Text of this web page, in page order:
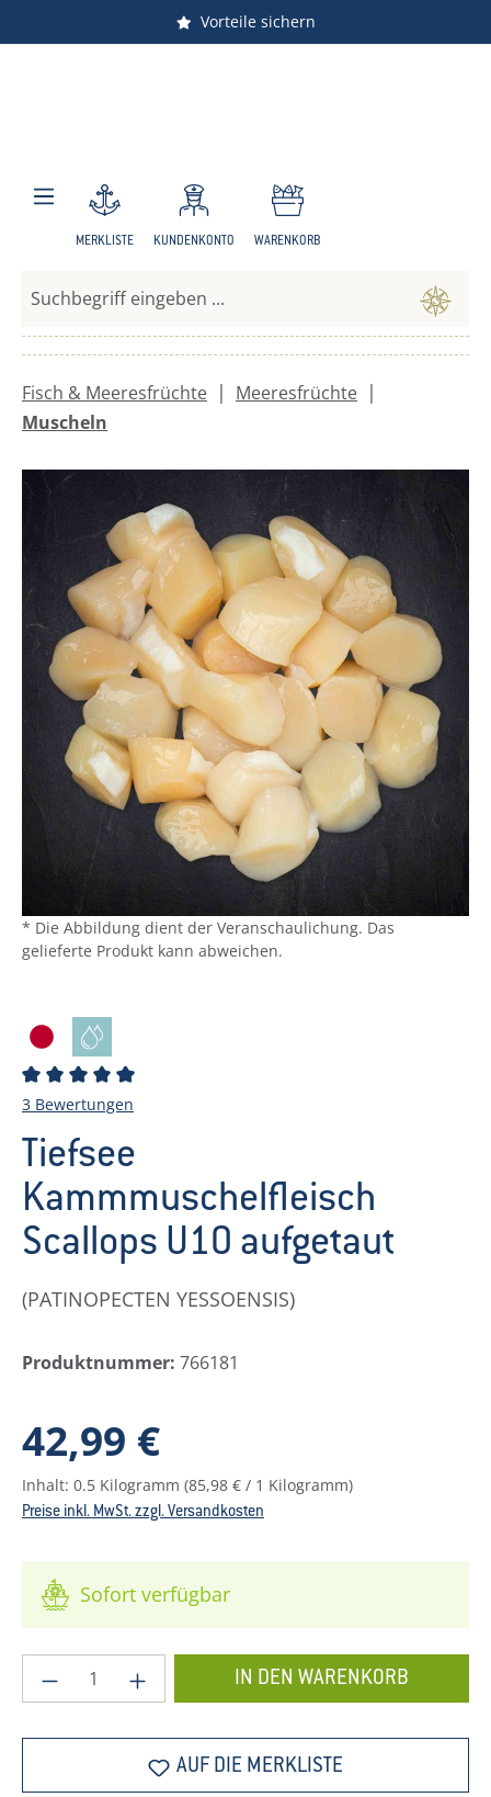
Zum Hauptinhalt springen
Vorteile sichern
Versandkostenfrei ab 150 €
MERKLISTE KUNDENKONTO WARENKORB
Fisch & Meeresfrüchte | Meeresfrüchte |
Muscheln
Bildergalerie überspringen
* Die Abbildung dient der Veranschaulichung. Das
gelieferte Produkt kann abweichen.
Durchschnittliche Bewertung von 5 von 5 Sternen
3 Bewertungen
Tiefsee
Kammmuschelfleisch
Scallops U10 aufgetaut
(PATINOPECTEN YESSOENSIS)
Produktnummer: 766181
Regulärer Preis:
42,99 €
Inhalt: 0.5 Kilogramm (85,98 € / 1 Kilogramm)
Preise inkl. MwSt. zzgl. Versandkosten
Sofort verfügbar
Produkt Anzahl: Gib den gewünschten
IN DEN WARENKORB
AUF DIE MERKLISTE